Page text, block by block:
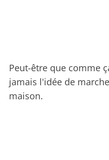
Peut-être que comme
jamais l'idée de
maison.